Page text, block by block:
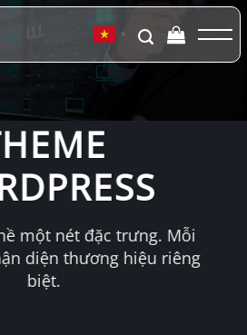
▼
một nét đặc trưng. Mỗi
diện thương hiệu riêng
biệt.